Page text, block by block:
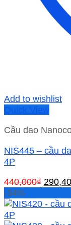
Add to wishlist
Quick View
Cầu dao
NIS445 – cầu
4P
440,000₫ Giá
là:
-34%